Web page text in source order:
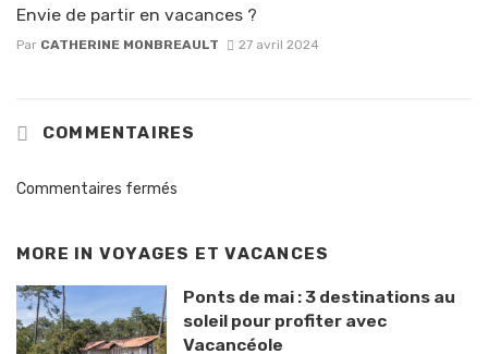
Envie de partir en vacances ?
Par CATHERINE MONBREAULT 27 avril 2024
COMMENTAIRES
Commentaires fermés
MORE IN VOYAGES ET VACANCES
Ponts de mai : 3 destinations au
soleil pour profiter avec
Vacancéole